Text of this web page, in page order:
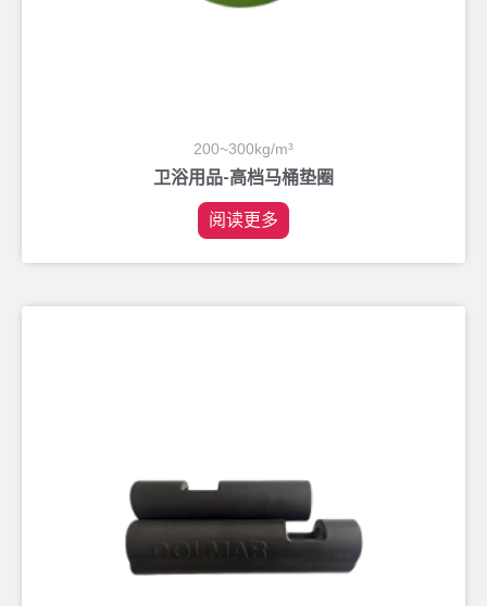
200~300kg/m³
卫浴用品-高档马桶垫圈
阅读更多